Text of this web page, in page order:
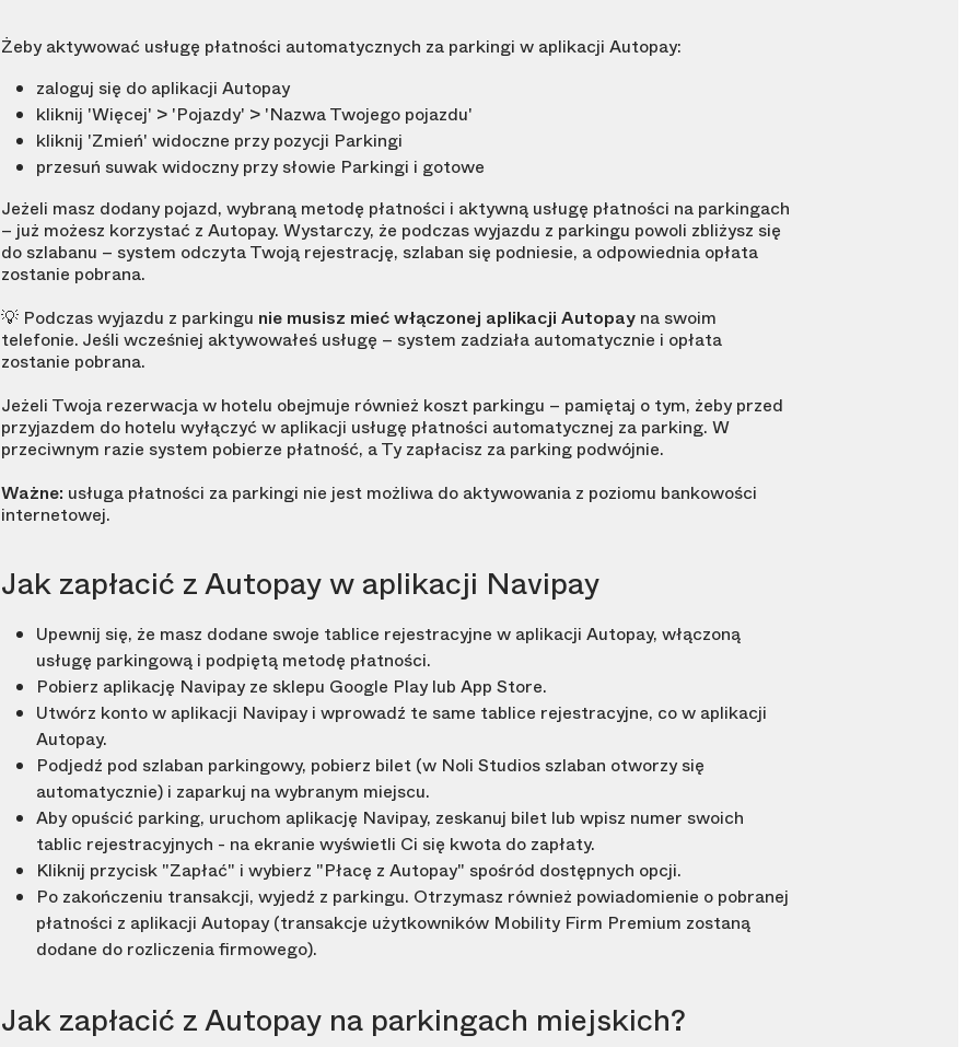
Żeby aktywować usługę płatności automatycznych za parkingi w aplikacji Autopay:
zaloguj się do aplikacji Autopay
kliknij 'Więcej' > 'Pojazdy' > 'Nazwa Twojego pojazdu'
kliknij 'Zmień' widoczne przy pozycji Parkingi
przesuń suwak widoczny przy słowie Parkingi i gotowe
Jeżeli masz dodany pojazd, wybraną metodę płatności i aktywną usługę płatności na parkingach
– już możesz korzystać z Autopay. Wystarczy, że podczas wyjazdu z parkingu powoli zbliżysz się
do szlabanu – system odczyta Twoją rejestrację, szlaban się podniesie, a odpowiednia opłata
zostanie pobrana.
💡 Podczas wyjazdu z parkingu nie musisz mieć włączonej aplikacji Autopayna swoim
telefonie. Jeśli wcześniej aktywowałeś usługę – system zadziała automatycznie i opłata
zostanie pobrana.
Jeżeli Twoja rezerwacja w hotelu obejmuje również koszt parkingu – pamiętaj o tym, żeby przed
przyjazdem do hotelu wyłączyć w aplikacji usługę płatności automatycznej za parking. W
przeciwnym razie system pobierze płatność, a Ty zapłacisz za parking podwójnie.
Ważne: usługa płatności za parkingi nie jest możliwa do aktywowania z poziomu bankowości
internetowej.
Jak zapłacić z Autopay w aplikacji Navipay
Upewnij się, że masz dodane swoje tablice rejestracyjne w aplikacji Autopay, włączoną
usługę parkingową i podpiętą metodę płatności.
Pobierz aplikację Navipay ze sklepu Google Play lub App Store.
Utwórz konto w aplikacji Navipay i wprowadź te same tablice rejestracyjne, co w aplikacji
Autopay.
Podjedź pod szlaban parkingowy, pobierz bilet (w Noli Studios szlaban otworzy się
automatycznie) i zaparkuj na wybranym miejscu.
Aby opuścić parking, uruchom aplikację Navipay, zeskanuj bilet lub wpisz numer swoich
tablic rejestracyjnych - na ekranie wyświetli Ci się kwota do zapłaty.
Kliknij przycisk "Zapłać" i wybierz "Płacę z Autopay" spośród dostępnych opcji.
Po zakończeniu transakcji, wyjedź z parkingu. Otrzymasz również powiadomienie o pobranej
płatności z aplikacji Autopay (transakcje użytkowników Mobility Firm Premium zostaną
dodane do rozliczenia firmowego).
Jak zapłacić z Autopay na parkingach miejskich?